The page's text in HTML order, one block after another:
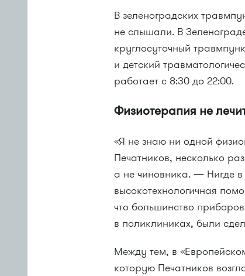
В зеленоградских
не слышали. В
круглосуточный
и детский
работает с 8:30 до 22:00.
Физиотерапия не
«Я не знаю ни одной
Печатников, несколько
а не чиновника. — Нигде в
высокотехнологичная
что большинство
в поликлиниках, были
Между тем, в
которую Печатников